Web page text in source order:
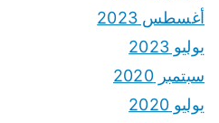
أغسطس 2023
يوليو 2023
سبتمبر 2020
يوليو 2020